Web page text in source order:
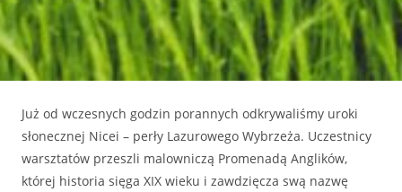
Już od wczesnych godzin porannych odkrywaliśmy uroki
słonecznej Nicei – perły Lazurowego Wybrzeża. Uczestnicy
warsztatów przeszli malowniczą Promenadą Anglików,
której historia sięga XIX wieku i zawdzięcza swą nazwę